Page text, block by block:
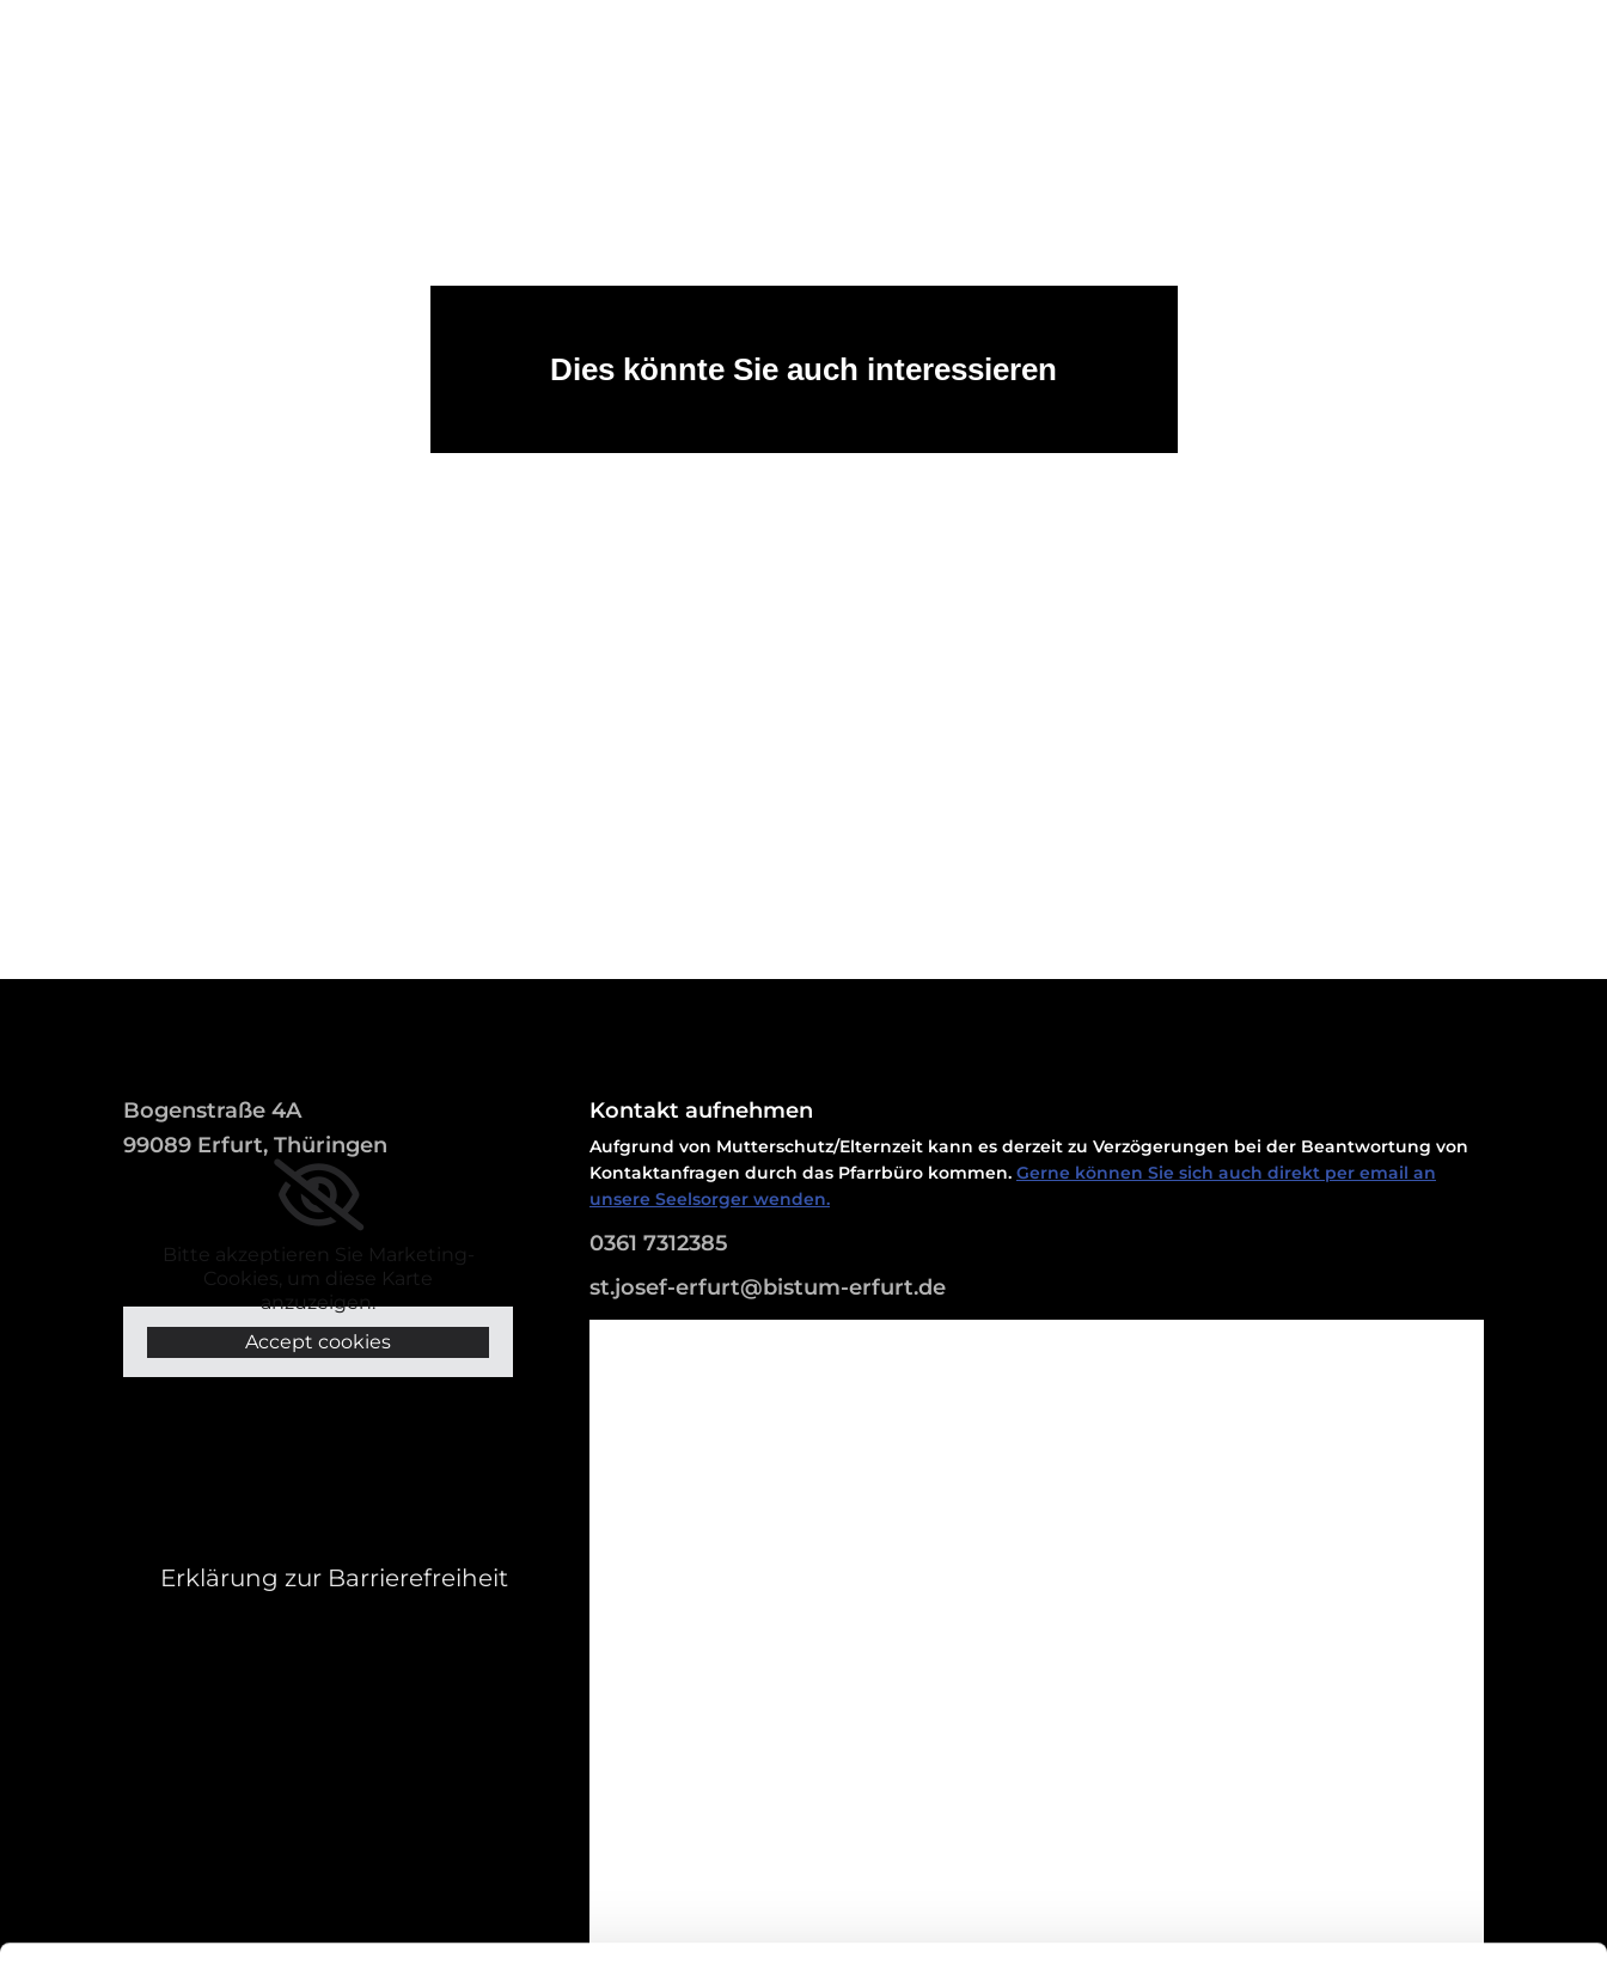
Dies könnte Sie auch interessieren
Bogenstraße 4A
99089 Erfurt, Thüringen
Bitte akzeptieren Sie Marketing-
Cookies, um diese Karte
anzuzeigen.
Accept cookies
Erklärung zur Barrierefreiheit
Kontakt aufnehmen
Aufgrund von Mutterschutz/Elternzeit kann es derzeit zu Verzögerungen bei der Beantwortung von
Kontaktanfragen durch das Pfarrbüro kommen. Gerne können Sie sich auch direkt per email an
unsere Seelsorger wenden.
0361 7312385
st.josef-erfurt@bistum-erfurt.de